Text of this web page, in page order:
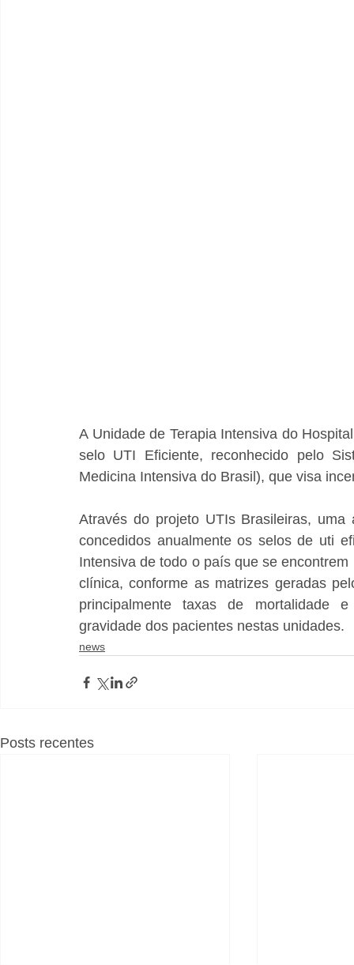
A Unidade de Terapia Intensiva do
selo UTI Eficiente, reconhecido pelo
Medicina Intensiva do Brasil), que visa
Através do projeto UTIs Brasileiras,
concedidos anualmente os selos de uti
Intensiva de todo o país que se
clínica, conforme as matrizes geradas
principalmente taxas de mortalidade
gravidade dos pacientes nestas unidades.
news
Posts recentes